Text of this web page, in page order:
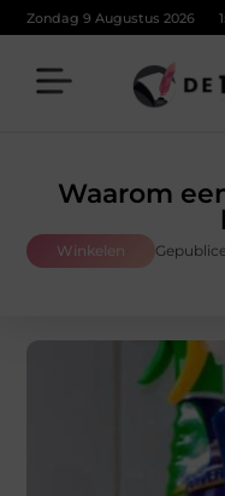
Zondag 9 Augustus 2026
Waarom
Winkelen